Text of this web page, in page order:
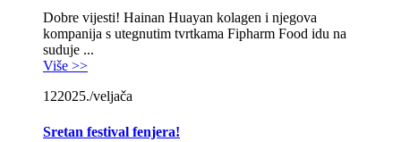
Dobre vijesti! Hainan Huayan kolagen i njegova
kompanija s utegnutim tvrtkama Fipharm Food idu na
suduje ...
Više >>
122025./veljača
Sretan festival fenjera!